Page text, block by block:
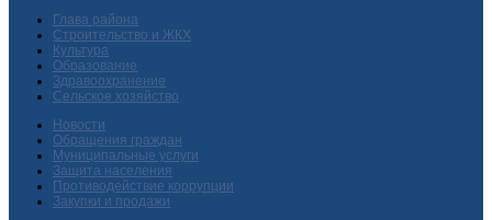
Глава района
Строительство и ЖКХ
Культура
Образование
Здравоохранение
Сельское хозяйство
Новости
Обращения граждан
Муниципальные услуги
Защита населения
Противодействие коррупции
Закупки и продажи